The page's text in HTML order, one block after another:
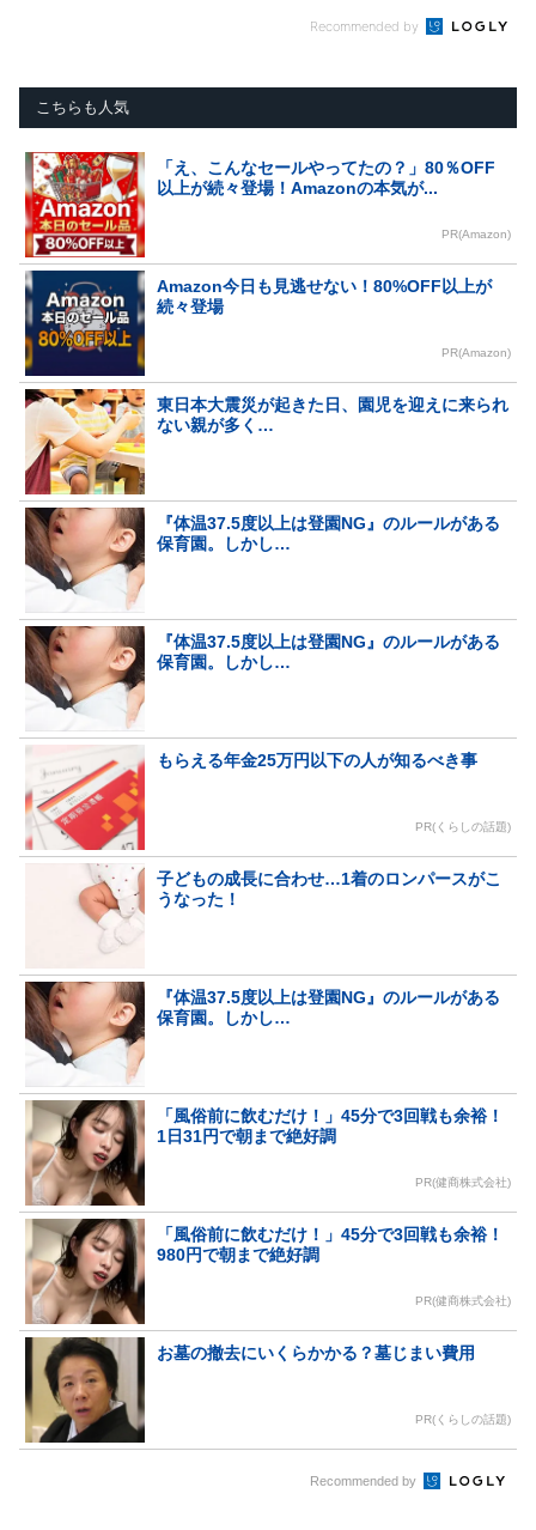
Recommended by
こちらも人気
「え、こんなセールやってたの？」80％OFF
以上が続々登場！Amazonの本気が...
PR(Amazon)
Amazon今日も見逃せない！80%OFF以上が
続々登場
PR(Amazon)
東日本大震災が起きた日、園児を迎えに来られ
ない親が多く…
『体温37.5度以上は登園NG』のルールがある
保育園。しかし…
『体温37.5度以上は登園NG』のルールがある
保育園。しかし…
もらえる年金25万円以下の人が知るべき事
PR(くらしの話題)
子どもの成長に合わせ…1着のロンパースがこ
うなった！
『体温37.5度以上は登園NG』のルールがある
保育園。しかし…
「風俗前に飲むだけ！」45分で3回戦も余裕！
1日31円で朝まで絶好調
PR(健商株式会社)
「風俗前に飲むだけ！」45分で3回戦も余裕！
980円で朝まで絶好調
PR(健商株式会社)
お墓の撤去にいくらかかる？墓じまい費用
PR(くらしの話題)
Recommended by